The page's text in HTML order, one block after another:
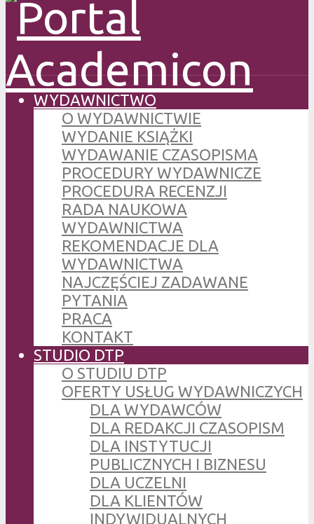
WYDAWNICTWO
O WYDAWNICTWIE
WYDANIE KSIĄŻKI
WYDAWANIE CZASOPISMA
PROCEDURY WYDAWNICZE
PROCEDURA RECENZJI
RADA NAUKOWA
WYDAWNICTWA
REKOMENDACJE DLA
WYDAWNICTWA
NAJCZĘŚCIEJ ZADAWANE
PYTANIA
PRACA
KONTAKT
STUDIO DTP
O STUDIU DTP
OFERTY USŁUG WYDAWNICZYCH
DLA WYDAWCÓW
DLA REDAKCJI CZASOPISM
DLA INSTYTUCJI
PUBLICZNYCH I BIZNESU
DLA UCZELNI
DLA KLIENTÓW
INDYWIDUALNYCH